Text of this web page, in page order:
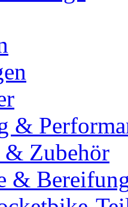
&
& Zubehör
&